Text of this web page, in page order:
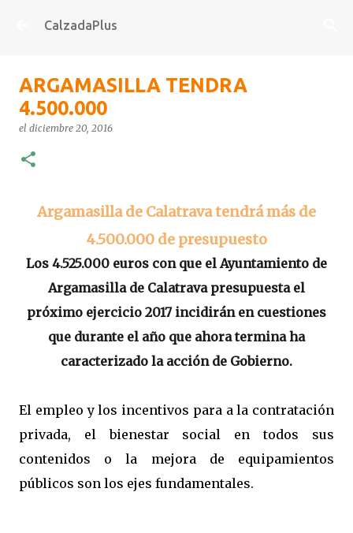
Ir al contenido principal
CalzadaPlus
ARGAMASILLA TENDRA
4.500.000
el diciembre 20, 2016
Argamasilla de Calatrava tendrá más de
4.500.000 de presupuesto
Los 4.525.000 euros con que el Ayuntamiento de
Argamasilla de Calatrava presupuesta el
próximo ejercicio 2017 incidirán en cuestiones
que durante el año que ahora termina ha
caracterizado la acción de Gobierno.
El empleo y los incentivos para a la contratación
privada, el bienestar social en todos sus
contenidos o la mejora de equipamientos
públicos son los ejes fundamentales.